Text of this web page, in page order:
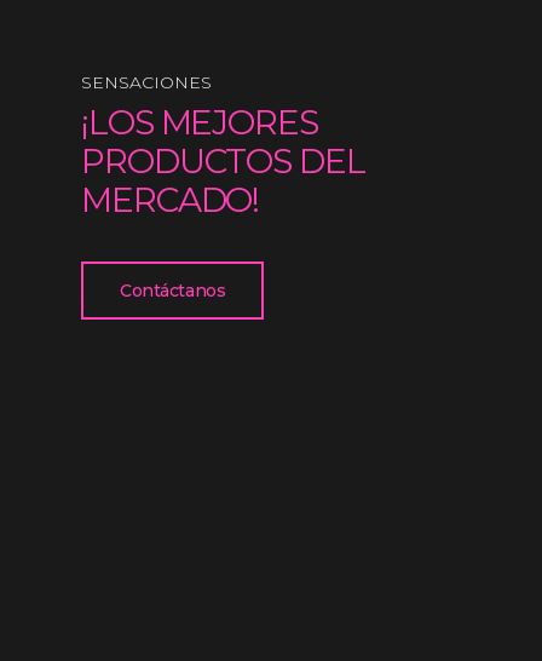
SENSACIONES
¡LOS MEJORES
PRODUCTOS DEL
MERCADO!
Contáctanos